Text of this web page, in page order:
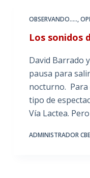
OBSERVANDO.....,
Los sonidos
David Barrado
pausa para
nocturno.
tipo de
Vía Lactea.
ADMINISTRADOR CBE